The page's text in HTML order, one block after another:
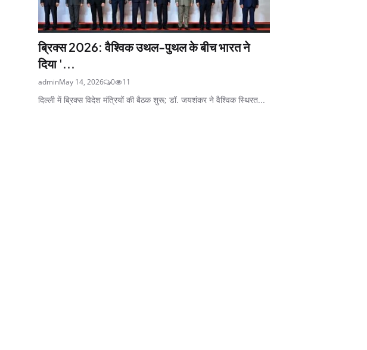
ब्रिक्स 2026: वैश्विक उथल-पुथल के बीच भारत ने
दिया '...
adminMay 14, 2026 0 11
दिल्ली में ब्रिक्स विदेश मंत्रियों की बैठक शुरू; डॉ. जयशंकर ने वैश्विक स्थिरत...